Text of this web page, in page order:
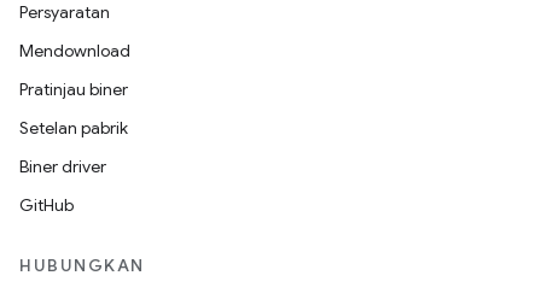
Persyaratan
Mendownload
Pratinjau biner
Setelan pabrik
Biner driver
GitHub
HUBUNGKAN